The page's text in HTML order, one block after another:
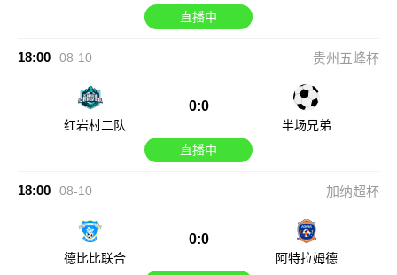
直播中
18:00 08-10 贵州五峰杯
红岩村二队
0:0
半场兄弟
直播中
18:00 08-10 加纳超杯
德比比联合
0:0
阿特拉姆德